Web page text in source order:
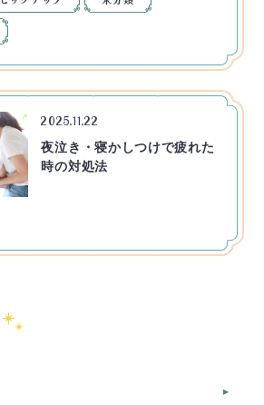
2025.11.22
夜泣き・寝かしつけで疲れた
時の対処法